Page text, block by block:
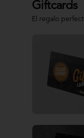
Giftcards
El regalo